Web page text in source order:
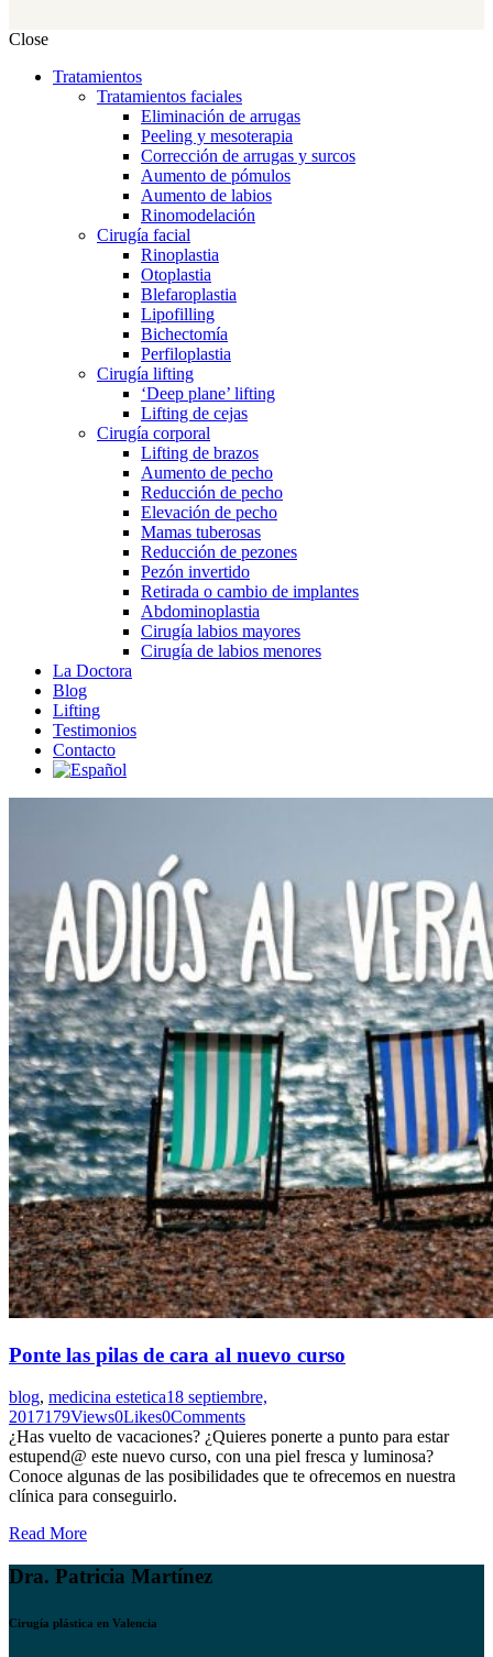
Close
Tratamientos
Tratamientos faciales
Eliminación de arrugas
Peeling y mesoterapia
Corrección de arrugas y surcos
Aumento de pómulos
Aumento de labios
Rinomodelación
Cirugía facial
Rinoplastia
Otoplastia
Blefaroplastia
Lipofilling
Bichectomía
Perfiloplastia
Cirugía lifting
‘Deep plane’ lifting
Lifting de cejas
Cirugía corporal
Lifting de brazos
Aumento de pecho
Reducción de pecho
Elevación de pecho
Mamas tuberosas
Reducción de pezones
Pezón invertido
Retirada o cambio de implantes
Abdominoplastia
Cirugía labios mayores
Cirugía de labios menores
La Doctora
Blog
Lifting
Testimonios
Contacto
Ponte las pilas de cara al nuevo curso
blog, medicina estetica18 septiembre,
2017179Views0Likes0Comments
¿Has vuelto de vacaciones? ¿Quieres ponerte a punto para estar
estupend@ este nuevo curso, con una piel fresca y luminosa?
Conoce algunas de las posibilidades que te ofrecemos en nuestra
clínica para conseguirlo.
Read More
Dra. Patricia Martínez
Cirugía plástica en Valencia